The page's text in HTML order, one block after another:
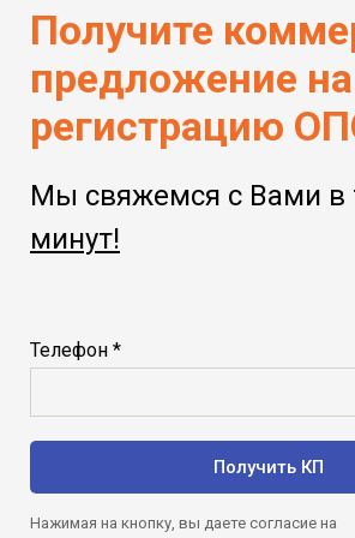
Получите
предложение на
регистрацию
Мы свяжемся с Вами в
минут!
Телефон *
Получить КП
Нажимая на кнопку, вы даете согласие на